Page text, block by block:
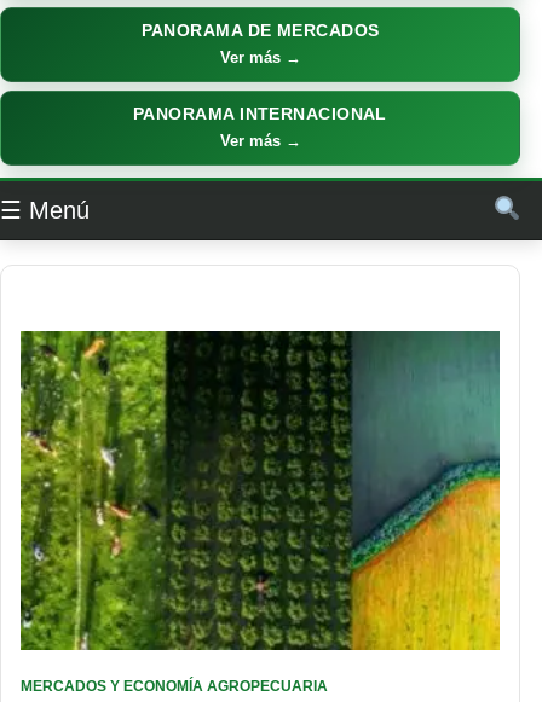
PANORAMA DE MERCADOS
Ver más →
PANORAMA INTERNACIONAL
Ver más →
☰ Menú
MERCADOS Y ECONOMÍA AGROPECUARIA